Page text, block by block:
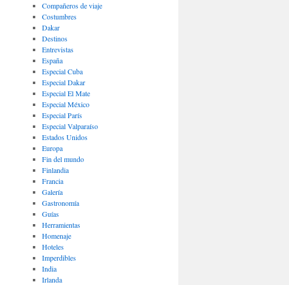
Compañeros de viaje
Costumbres
Dakar
Destinos
Entrevistas
España
Especial Cuba
Especial Dakar
Especial El Mate
Especial México
Especial París
Especial Valparaíso
Estados Unidos
Europa
Fin del mundo
Finlandia
Francia
Galería
Gastronomí­a
Guías
Herramientas
Homenaje
Hoteles
Imperdibles
India
Irlanda